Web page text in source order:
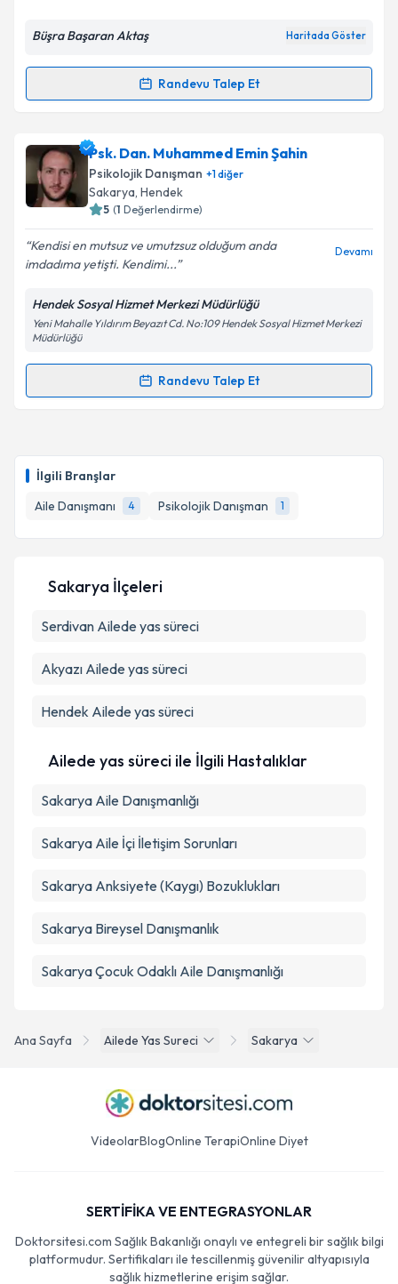
İlgili Branşlar
Aile Danışmanı
4 Psikolojik Danışman 1
kapsamda işlenmesini kabul ediyorum.
Takvim Talebini Gönder
Büşra Başaran Aktaş Haritada Göster
Randevu Talep Et
Randevu Takvimi Talebi
Aile Danışmanı Büşra Başaran Aktaşiçin randevu
takvimi talebi oluşturun. Size bu uzmandan randevu
almanız için bir takvim hazırlandığında e-posta ile
bilgilendireceğiz.
E-posta Adresiniz
Kişisel verilerimin işlenmesine ilişkinAydınlatma
kapsamda işlenmesini kabul ediyorum.
Psk. Dan. Muhammed Emin Şahin
Psikolojik Danışman +1diğer
Sakarya, Hendek
5 (1 Değerlendirme)
Kendisi en mutsuz ve umutzsuz olduğum anda
imdadıma yetişti. Kendimi...
Devamı
Hendek Sosyal Hizmet Merkezi Müdürlüğü
Yeni Mahalle Yıldırım Beyazıt Cd. No:109 Hendek Sosyal Hizmet Merkezi
Müdürlüğü
Randevu Talep Et
Randevu Takvimi Talebi
almanız için bir takvim hazırlandığında e-posta ile
bilgilendireceğiz.
E-posta Adresiniz
Kişisel verilerimin işlenmesine ilişkin
kapsamda işlenmesini kabul ediyorum.
Takvim Talebini Gönder
Ana Sayfa Ailede Yas Sureci Sakarya
Sakarya İlçeleri
Serdivan Ailede yas süreci
Akyazı Ailede yas süreci
Hendek Ailede yas süreci
Ailede yas süreci ile İlgili Hastalıklar
Sakarya Aile Danışmanlığı
Sakarya Aile İçi İletişim Sorunları
Sakarya Anksiyete (Kaygı) Bozuklukları
Sakarya Bireysel Danışmanlık
Sakarya Çocuk Odaklı Aile Danışmanlığı
VideolarBlogOnline TerapiOnline Diyet
SERTİFİKA VE ENTEGRASYONLAR
Doktorsitesi.com Sağlık Bakanlığı onaylı ve entegreli bir sağlık bilgi
platformudur. Sertifikaları ile tescillenmiş güvenilir altyapısıyla
sağlık hizmetlerine erişim sağlar.